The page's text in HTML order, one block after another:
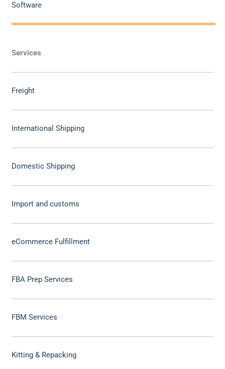
Software
Services
Freight
International Shipping
Domestic Shipping
Import and customs
eCommerce Fulfillment
FBA Prep Services
FBM Services
Kitting & Repacking